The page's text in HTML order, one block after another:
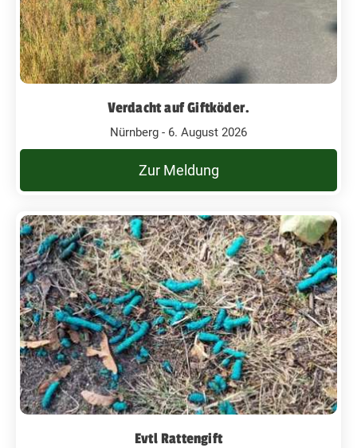
Verdacht auf Giftköder.
Nürnberg - 6. August 2026
Zur Meldung
Evtl Rattengift